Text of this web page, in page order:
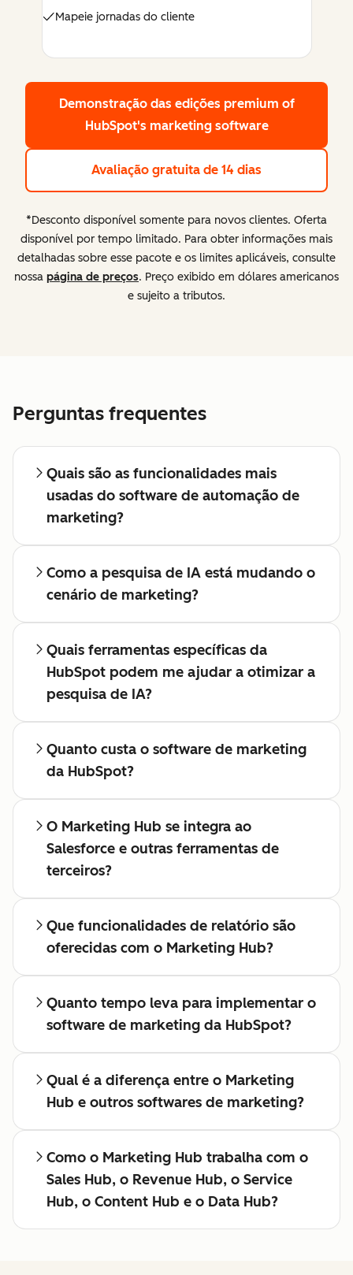
Mapeie jornadas do cliente
Demonstração das edições premium of
HubSpot's marketing software
Avaliação gratuita de 14 dias
*Desconto disponível somente para novos clientes. Oferta
disponível por tempo limitado. Para obter informações mais
detalhadas sobre esse pacote e os limites aplicáveis, consulte
nossa página de preços. Preço exibido em dólares americanos
e sujeito a tributos.
Perguntas frequentes
Quais são as funcionalidades mais
usadas do software de automação de
marketing?
Como a pesquisa de IA está mudando o
cenário de marketing?
Quais ferramentas específicas da
HubSpot podem me ajudar a otimizar a
pesquisa de IA?
Quanto custa o software de marketing
da HubSpot?
O Marketing Hub se integra ao
Salesforce e outras ferramentas de
terceiros?
Que funcionalidades de relatório são
oferecidas com o Marketing Hub?
Quanto tempo leva para implementar o
software de marketing da HubSpot?
Qual é a diferença entre o Marketing
Hub e outros softwares de marketing?
Como o Marketing Hub trabalha com o
Sales Hub, o Revenue Hub, o Service
Hub, o Content Hub e o Data Hub?